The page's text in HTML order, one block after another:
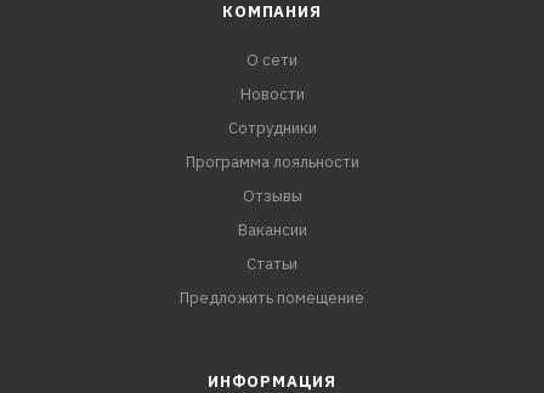
КОМПАНИЯ
О сети
Новости
Сотрудники
Программа лояльности
Отзывы
Вакансии
Статьи
Предложить помещение
ИНФОРМАЦИЯ